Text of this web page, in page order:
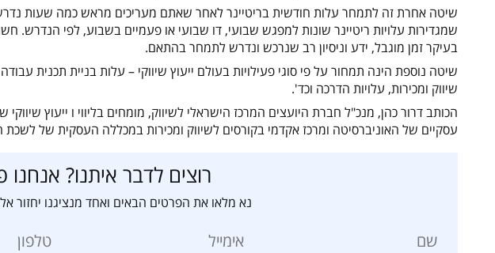
שיטה אחרת זה לתמחר עלות חודשית בריטיינר לאחר שאתם מעריכים מראש כמה שעות
שמגדירות עלויות ריטיינר שונות למפגש שבועי, דו שבועי או פעמיים בשבוע, לפי הנדרש. חשוב
בעיקר זמן מוגבל, ידע וניסיון רב שנרכש ונדרש לתמחר בהתאם.
שיטה נוספת הינה תמחור על פי סוגי פעילויות בעולם ייעוץ שיווקי – עלות בניית תכנית עבודה
שיווק ומכירות, עלויות הדרכה וכד'.
הכותב דרור כהן, מנכ"ל חברת היועצים המרכז הישראלי לשיווק, מומחים בליווי ו ייעוץ
עסקיים של האוניברסיטה ומרכז אקדמי בקורסים לשיווק ומכירות במכללה העסקית של לשכת
רוצים לדבר איתנו? אנחנו
נא מלאו את הפרטים הבאים ואחד מנציגנו יחזור